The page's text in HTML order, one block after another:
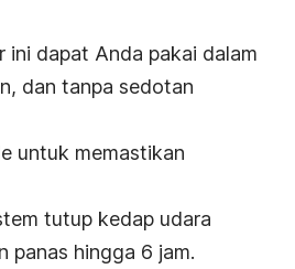
ini dapat Anda pakai dalam
dan tanpa sedotan
untuk memastikan
tutup kedap udara
panas hingga 6 jam.